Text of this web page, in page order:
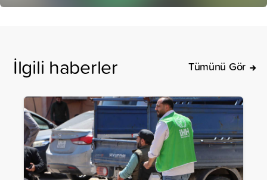
İlgili haberler Tümünü Gör